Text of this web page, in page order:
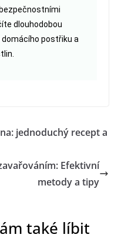
dlouhodobou
postřiku a
jednoduchý recept a
Efektivní
metody a tipy
také líbit